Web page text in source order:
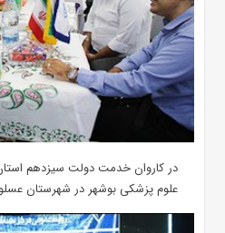
در کاروان خدمت دولت سیزدهم
علوم پزشکی بوشهر در شهرستان